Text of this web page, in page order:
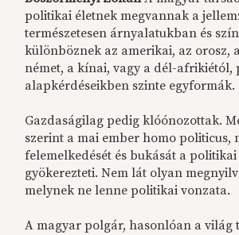
politikai életnek megvannak a
természetesen árnyalatukban és
különböznek az amerikai, az orosz,
német, a kínai, vagy a dél-afrikiétól,
alapkérdéseikben szinte egyformák.
Gazdaságilag pedig klóónozottak.
szerint a mai ember homo politicus,
felemelkedését és bukását a
gyökerezteti. Nem lát olyan
melynek ne lenne politikai vonzata.
A magyar polgár, hasonlóan a világ